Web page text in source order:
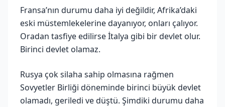
Fransa’nın durumu daha iyi değildir, Afrika’daki
eski müstemlekelerine dayanıyor, onları çalıyor.
Oradan tasfiye edilirse İtalya gibi bir devlet olur.
Birinci devlet olamaz.
Rusya çok silaha sahip olmasına rağmen
Sovyetler Birliği döneminde birinci büyük devlet
olamadı, geriledi ve düştü. Şimdiki durumu daha